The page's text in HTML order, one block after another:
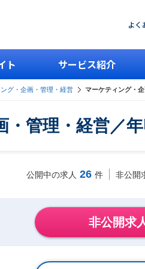
よく
ト サービス紹介
グ・企画・管理・経営 マーケティング・
・管理・経営／
公開中の求人 26 件 非公開
非公開求